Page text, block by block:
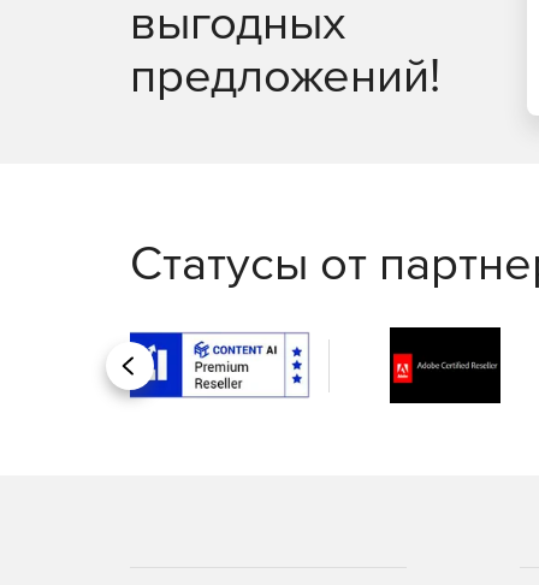
Поддержка ПО разработчиком 7х24х365
выгодных
предложений!
Статусы от
Назад